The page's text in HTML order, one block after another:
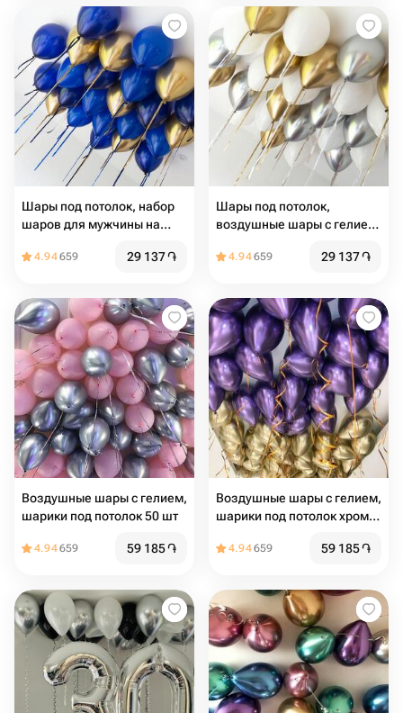
Шары под потолок, набор
шаров для мужчины на
4.94659 29 137֏
Шары под потолок,
воздушные шары с гелием,
и серебристые шары 25 шт
4.94659 29 137֏
Воздушные шары с гелием,
шарики под потолок 50 шт
4.94659 59 185֏
Воздушные шары с гелием,
шарики под потолок хром
4.94659 59 185֏